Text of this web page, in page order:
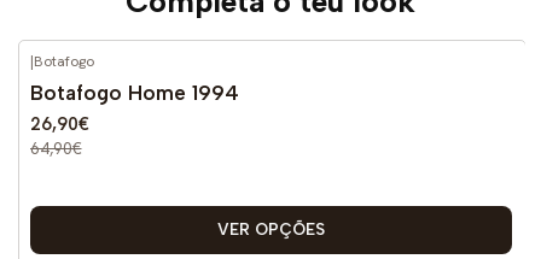
-59%
|Botafogo
Botafogo Home 1994
26,90€
64,90€
VER OPÇÕES